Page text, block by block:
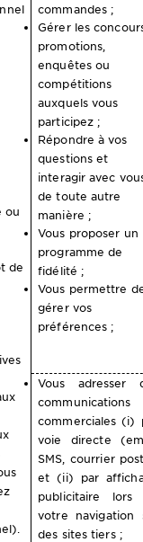
ou
de
commandes ;
Gérer les
promotions,
enquêtes ou
compétitions
auxquels vous
participez ;
Répondre à vos
questions et
interagir avec
de toute autre
manière ;
Vous proposer un
programme de
fidélité ;
Vous permettre
gérer vos
préférences ;
Vous adresser
communications
commerciales (i)
voie directe
SMS, courrier
et (ii) par
publicitaire lors
votre navigation
des sites tiers ;